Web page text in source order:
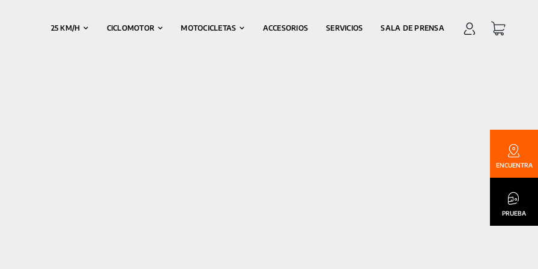
25 KM/H CICLOMOTOR MOTOCICLETAS ACCESORIOS SERVICIOS SALA DE PRENSA
ENCUENTRA
PRUEBA